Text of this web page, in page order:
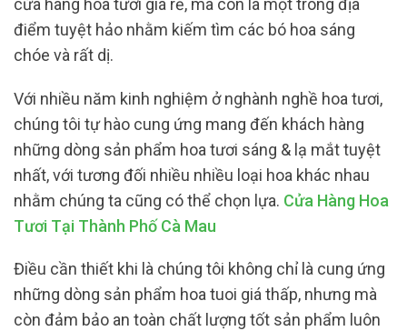
cửa hàng hoa tươi giá rẻ, mà còn là một trong địa
điểm tuyệt hảo nhằm kiếm tìm các bó hoa sáng
chóe và rất dị.
Với nhiều năm kinh nghiệm ở nghành nghề hoa tươi,
chúng tôi tự hào cung ứng mang đến khách hàng
những dòng sản phẩm hoa tươi sáng & lạ mắt tuyệt
nhất, với tương đối nhiều nhiều loại hoa khác nhau
nhằm chúng ta cũng có thể chọn lựa. Cửa Hàng Hoa
Tươi Tại Thành Phố Cà Mau
Điều cần thiết khi là chúng tôi không chỉ là cung ứng
những dòng sản phẩm hoa tuoi giá thấp, nhưng mà
còn đảm bảo an toàn chất lượng tốt sản phẩm luôn